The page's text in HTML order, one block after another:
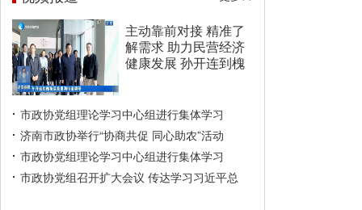
主动靠前对接 精准了
解需求 助力民营经济
健康发展 孙开连到槐
市政协党组理论学习中心组进行集体学习
济南市政协举行“协商共促 同心助农”活动
市政协党组理论学习中心组进行集体学习
市政协党组召开扩大会议 传达学习习近平总